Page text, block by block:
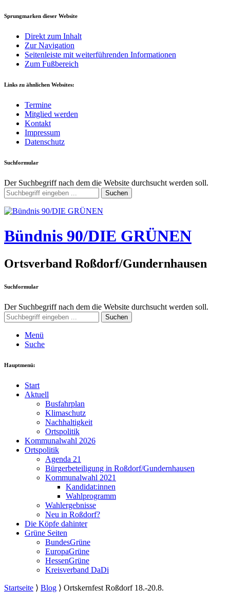
Sprungmarken dieser Website
Direkt zum Inhalt
Zur Navigation
Seitenleiste mit weiterführenden Informationen
Zum Fußbereich
Links zu ähnlichen Websites:
Termine
Mitglied werden
Kontakt
Impressum
Datenschutz
Suchformular
Der Suchbegriff nach dem die Website durchsucht werden soll.
Suchen
Bündnis 90/DIE GRÜNEN
Ortsverband Roßdorf/Gundernhausen
Suchformular
Der Suchbegriff nach dem die Website durchsucht werden soll.
Suchen
Menü
Suche
Hauptmenü:
Start
Aktuell
Busfahrplan
Klimaschutz
Nachhaltigkeit
Ortspolitik
Kommunalwahl 2026
Ortspolitik
Agenda 21
Bürgerbeteiligung in Roßdorf/Gundernhausen
Kommunalwahl 2021
Kandidat:innen
Wahlprogramm
Wahlergebnisse
Neu in Roßdorf?
Die Köpfe dahinter
Grüne Seiten
BundesGrüne
EuropaGrüne
HessenGrüne
Kreisverband DaDi
Startseite ⟩ Blog ⟩ Ortskernfest Roßdorf 18.-20.8.